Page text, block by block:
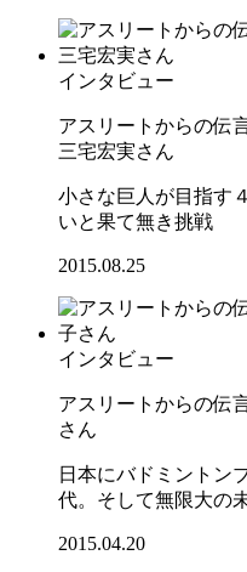
インタビュー
アスリートからの伝
三宅宏実さん
小さな巨人が目指す
いと果て無き挑戦
2015.08.25
インタビュー
アスリートからの伝
さん
日本にバドミントン
代。そして無限大の
2015.04.20